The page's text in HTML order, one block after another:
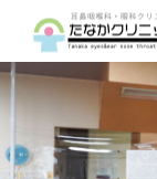
トップページ
診療案内